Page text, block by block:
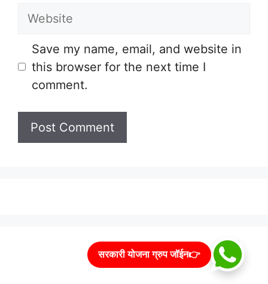
Website
Save my name, email, and website in
this browser for the next time I
comment.
सरकारी योजना ग्रुप जॉईन👉